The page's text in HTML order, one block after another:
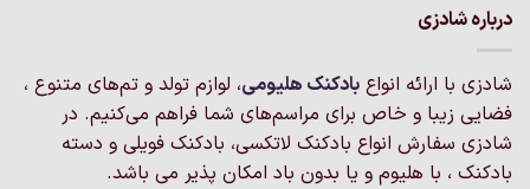
درباره شادزی
شادزی با ارائه انواع بادکنک‌ هلیومی، لوازم تولد و تم‌های متنوع ،
فضایی زیبا و خاص برای مراسم‌های شما فراهم می‌کنیم. در
شادزی سفارش انواع بادکنک لاتکسی، بادکنک فویلی و دسته
بادکنک ، با هلیوم و یا بدون باد امکان پذیر می باشد.